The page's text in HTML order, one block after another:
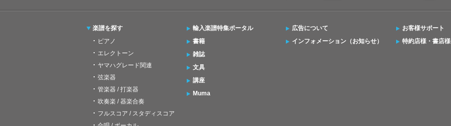
楽譜を探す
ピアノ
エレクトーン
ヤマハグレード関連
弦楽器
管楽器 / 打楽器
吹奏楽 / 器楽合奏
フルスコア / スタディスコア
輸入楽譜特集ポータル
書籍
雑誌
文具
講座
Muma
広告について
インフォメーション（お知らせ）
お客様サポート
特約店様・書店